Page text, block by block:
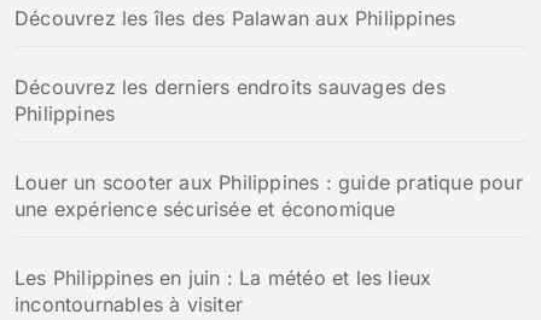
Découvrez les îles des Palawan aux Philippines
Découvrez les derniers endroits sauvages des
Philippines
Louer un scooter aux Philippines : guide pratique pour
une expérience sécurisée et économique
Les Philippines en juin : La météo et les lieux
incontournables à visiter